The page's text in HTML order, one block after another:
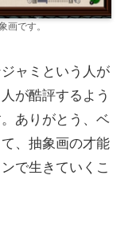
画です。
ャミという人が
が酷評するよう
ありがとう、ベ
、抽象画の才能
で生きていくこ